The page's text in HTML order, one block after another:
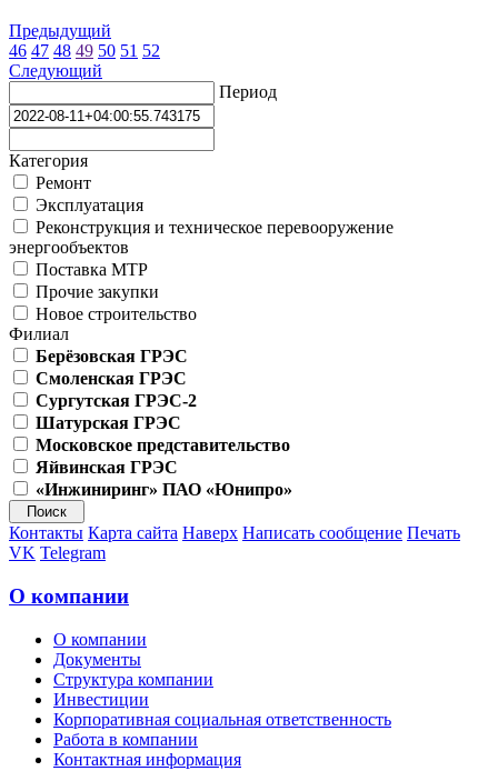
Предыдущий
46 47 48 49 50 51 52
Следующий
Период
Категория
Ремонт
Эксплуатация
Реконструкция и техническое перевооружение
энергообъектов
Поставка МТР
Прочие закупки
Новое строительство
Филиал
Берёзовская ГРЭС
Смоленская ГРЭС
Сургутская ГРЭС-2
Шатурская ГРЭС
Московское представительство
Яйвинская ГРЭС
«Инжиниринг» ПАО «Юнипро»
Контакты Карта сайта Наверх Написать сообщение Печать
VK Telegram
О компании
О компании
Документы
Структура компании
Инвестиции
Корпоративная социальная ответственность
Работа в компании
Контактная информация